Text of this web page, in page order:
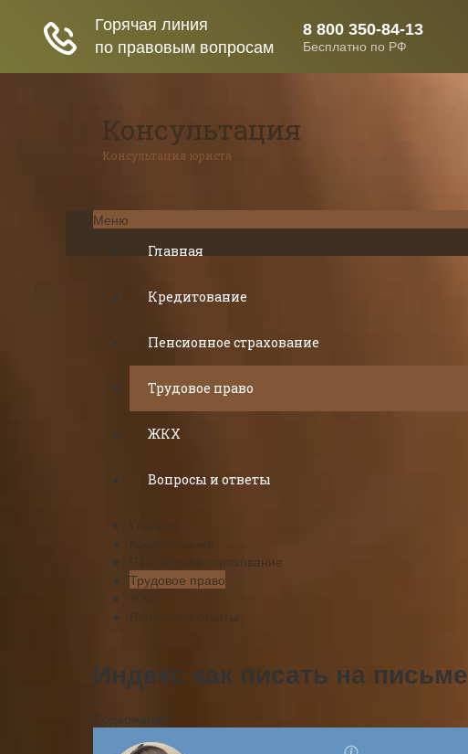
Консультация
Консультация юриста
Меню
Главная
Кредитование
Пенсионное страхование
Трудовое право
ЖКХ
Вопросы и ответы
Пенсионное страхование
Трудовое право
Индекс как писать на письме
Содержание